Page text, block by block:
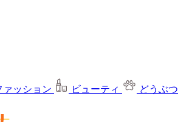
ァッション ビューティ どうぶつ